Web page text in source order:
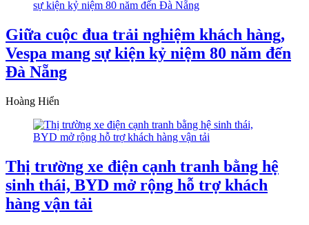
Giữa cuộc đua trải nghiệm khách hàng,
Vespa mang sự kiện kỷ niệm 80 năm đến
Đà Nẵng
Hoàng Hiển
Thị trường xe điện cạnh tranh bằng hệ
sinh thái, BYD mở rộng hỗ trợ khách
hàng vận tải